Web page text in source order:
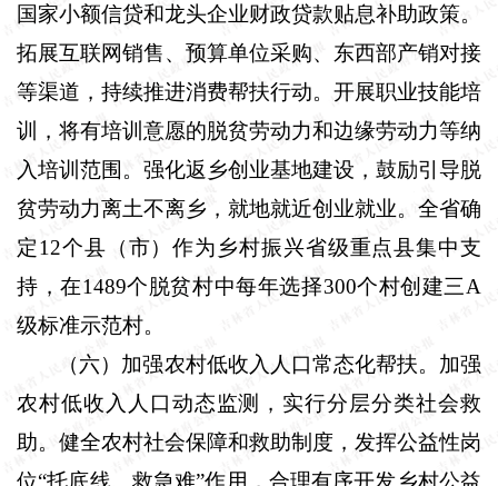
国家小额信贷和龙头企业财政贷款贴息补助政策。
拓展互联网销售、预算单位采购、东西部产销对接
等渠道，持续推进消费帮扶行动。开展职业技能培
训，将有培训意愿的脱贫劳动力和边缘劳动力等纳
入培训范围。强化返乡创业基地建设，鼓励引导脱
贫劳动力离土不离乡，就地就近创业就业。全省确
定12个县（市）作为乡村振兴省级重点县集中支
持，在1489个脱贫村中每年选择300个村创建三A
级标准示范村。
（六）加强农村低收入人口常态化帮扶。 加强
农村低收入人口动态监测，实行分层分类社会救
助。健全农村社会保障和救助制度，发挥公益性岗
位“托底线、救急难”作用，合理有序开发乡村公益